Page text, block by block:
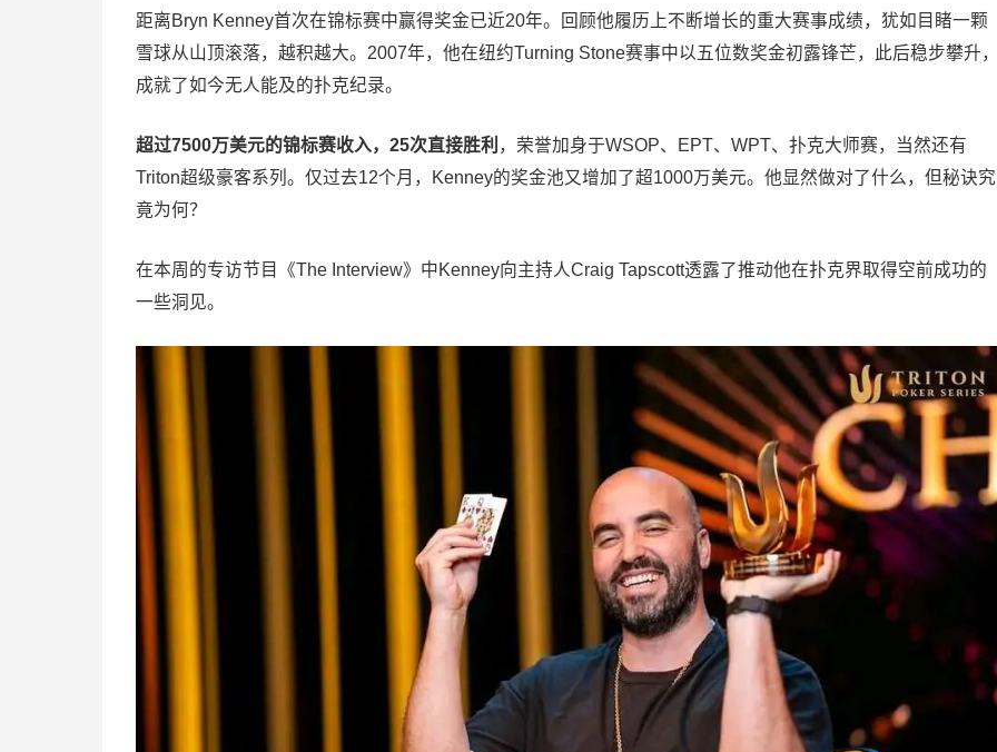
距离Bryn Kenney首次在锦标赛中赢得奖金已近20年。回顾他履历上不断增长的重大赛事成绩，犹如目睹一颗
雪球从山顶滚落，越积越大。2007年，他在纽约Turning Stone赛事中以五位数奖金初露锋芒，此后稳步攀升
成就了如今无人能及的扑克纪录。
超过7500万美元的锦标赛收入，25次直接胜利 ，荣誉加身于WSOP、EPT、WPT、扑克大师赛，当然还有
Triton超级豪客系列。仅过去12个月，Kenney的奖金池又增加了超1000万美元。他显然做对了什么，但秘诀究
竟为何？
在本周的专访节目《The Interview》中Kenney向主持人Craig Tapscott透露了推动他在扑克界取得空前成功的
一些洞见。